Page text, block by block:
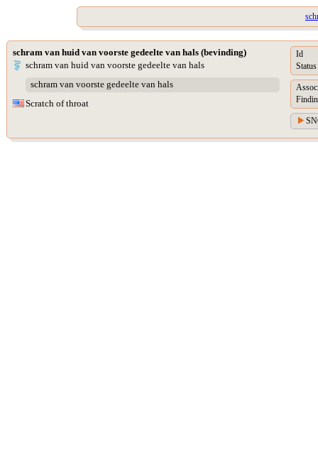
schram van huid van voorste gedeelte van hals (bevinding)
schram van huid van voorste gedeelte van hals
schram van voorste gedeelte van hals
Scratch of throat
Id
Status